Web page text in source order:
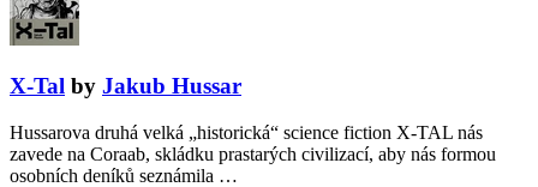
X-Tal by Jakub Hussar
Hussarova druhá velká „historická“ science fiction X-TAL nás
zavede na Coraab, skládku prastarých civilizací, aby nás formou
osobních deníků seznámila …